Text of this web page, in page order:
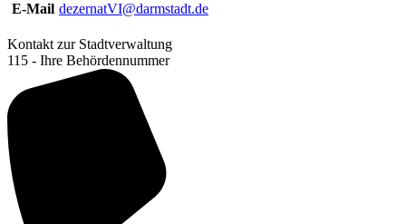
E-Mail dezernatVI@darmstadt.de
Kontakt zur Stadtverwaltung
115 - Ihre Behördennummer